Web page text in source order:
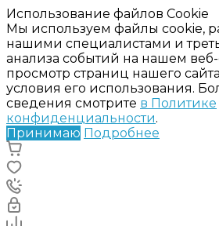
Использование файлов Cookie
Мы используем файлы cookie,
нашими специалистами и
анализа событий на нашем
просмотр страниц нашего
условия его использования.
сведения смотрите в Политике
конфиденциальности.
Принимаю Подробнее